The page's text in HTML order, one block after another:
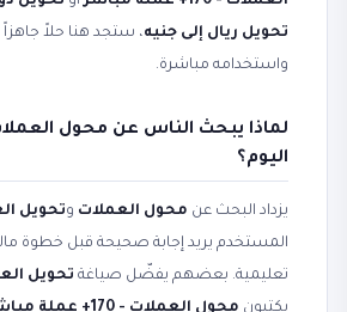
تحويل ريال إلى جنيه، ستجد هنا حلاً
واستخدامه مباشرة.
لماذا يبحث الناس عن محول
اليوم؟
يزداد البحث عن محول العملات وتحويل
المستخدم يريد إجابة صحيحة قبل خطوة مالية
تعليمية. بعضهم يفضّل صياغة تحويل
يكتبون محول العملات - 170+ عملة مباشر